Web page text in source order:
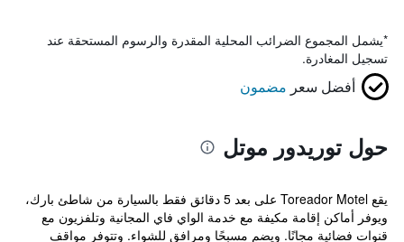
*يشمل المجموع الضرائب المحلية المقدرة والرسوم المستحقة عند
تسجيل المغادرة.
أفضل سعر مضمون
حول توريدور موتل
يقع Toreador Motel على بعد 5 دقائق فقط بالسيارة من شاطئ بارك،
ويوفر أماكن إقامة مكيفة مع خدمة الواي فاي المجانية وتلفزيون مع
قنوات فضائية مجانًا. ويضم مسبحًا ومرافق للشواء. وتتوفر مواقف